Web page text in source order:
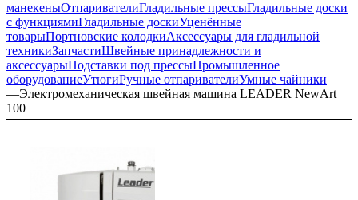
манекеныОтпаривателиГладильные прессыГладильные доски
с функциямиГладильные доскиУценённые
товарыПортновские колодкиАксессуары для гладильной
техникиЗапчастиШвейные принадлежности и
аксессуарыПодставки под прессыПромышленное
оборудованиеУтюгиРучные отпаривателиУмные чайники
—Электромеханическая швейная машина LEADER NewArt
100